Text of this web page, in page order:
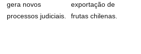
gera novos
processos judiciais.
exportação de
frutas chilenas.